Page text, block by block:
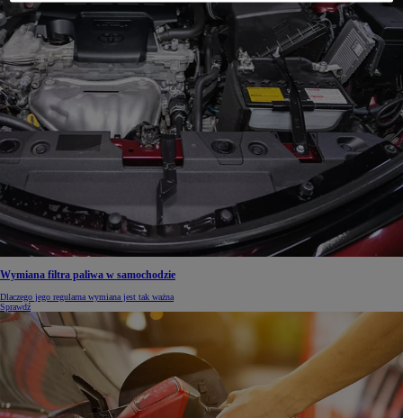
Wymiana filtra paliwa w samochodzie
Dlaczego jego regularna wymiana jest tak ważna
Sprawdź